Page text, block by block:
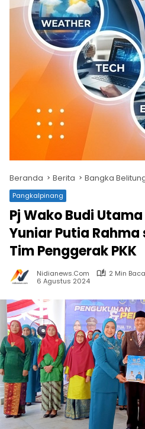
Beranda Berita Bangka
Pangkalpinang
Pj Wako Budi
Yuniar Putia
Tim Penggerak PKK
Nidianews.com
2 Min Baca
6 Agustus 2024